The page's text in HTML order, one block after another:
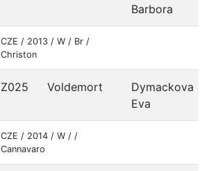
Barbora
CZE / 2013 / W / Br /
Christon
Z025 Voldemort
Dymackova
Eva
CZE / 2014 / W / /
Cannavaro